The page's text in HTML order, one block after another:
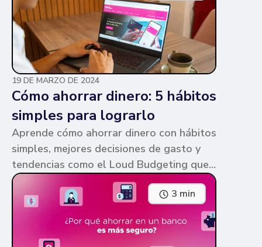
pero te contamos en qué consiste cada
una y sus diferencias.
19 DE MARZO DE 2024
Cómo ahorrar dinero: 5 hábitos
simples para lograrlo
Aprende cómo ahorrar dinero con hábitos
simples, mejores decisiones de gasto y
tendencias como el Loud Budgeting que
pueden ayudarte a cumplir tus metas.
3 min